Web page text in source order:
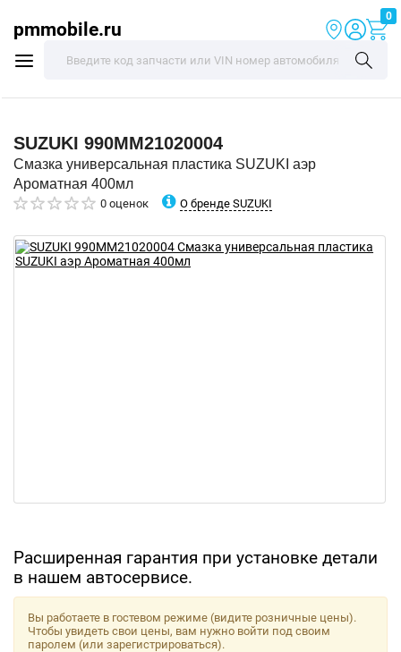
pmmobile.ru
0
SUZUKI 990MM21020004
Смазка универсальная пластика SUZUKI аэр
Ароматная 400мл
0 оценок О бренде SUZUKI
Расширенная гарантия при установке детали
в нашем автосервисе.
Вы работаете в гостевом режиме (видите розничные цены).
Чтобы увидеть свои цены, вам нужно войти под своим
паролем (или зарегистрироваться).